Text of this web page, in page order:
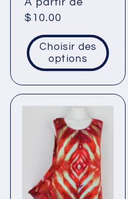
:
habituel
$10.00
Choisir des
options